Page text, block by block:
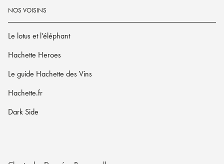
NOS VOISINS
Le lotus et l'éléphant
Hachette Heroes
Le guide Hachette des Vins
Hachette.fr
Dark Side